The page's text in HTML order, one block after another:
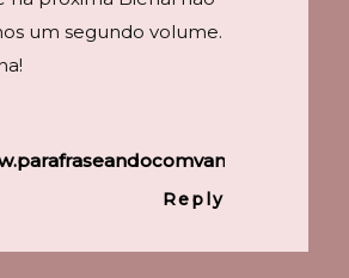
um segundo volume.
Reply